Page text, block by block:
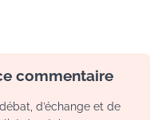
commentaire
d’échange et de